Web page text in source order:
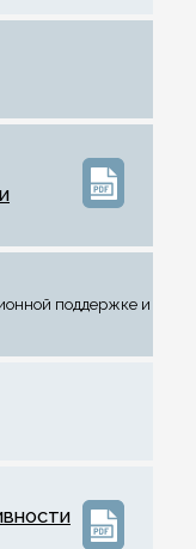
поддержке и